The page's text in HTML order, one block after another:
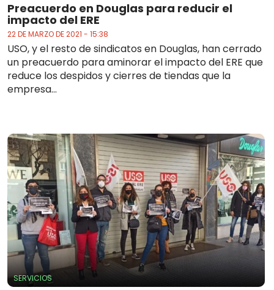
Preacuerdo en Douglas para reducir el
impacto del ERE
22 DE MARZO DE 2021 - 15:38
USO, y el resto de sindicatos en Douglas, han cerrado
un preacuerdo para aminorar el impacto del ERE que
reduce los despidos y cierres de tiendas que la
empresa...
SERVICIOS